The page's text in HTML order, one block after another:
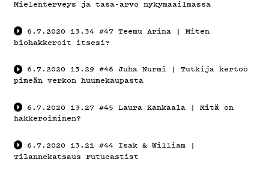
Mielenterveys ja tasa-arvo nykymaailmassa
6.7.2020 13.34 #47 Teemu Arina | Miten
biohakkeroit itsesi?
6.7.2020 13.29 #46 Juha Nurmi | Tutkija kertoo
pimeän verkon huumekaupasta
6.7.2020 13.27 #45 Laura Kankaala | Mitä on
hakkeroiminen?
6.7.2020 13.21 #44 Isak & William |
Tilannekatsaus Futucastist